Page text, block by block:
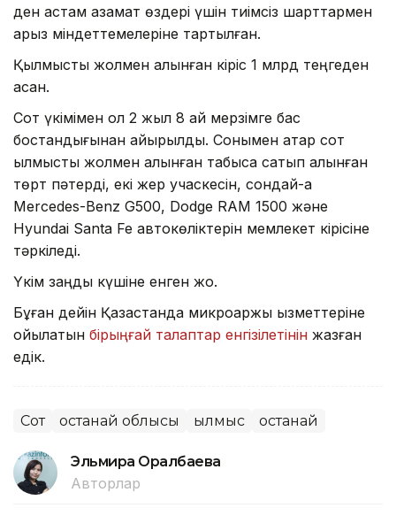
ден астам азамат өздері үшін тиімсіз шарттармен
қарыз міндеттемелеріне тартылған.
Қылмыстық жолмен алынған кіріс 1 млрд теңгеден
асқан.
Сот үкімімен ол 2 жыл 8 ай мерзімге бас
бостандығынан айырылды. Сонымен қатар сот
қылмыстық жолмен алынған табысқа сатып алынған
төрт пәтерді, екі жер учаскесін, сондай-ақ
Mercedes-Benz G500, Dodge RAM 1500 және
Hyundai Santa Fe автокөліктерін мемлекет кірісіне
тәркіледі.
Үкім заңды күшіне енген жоқ.
Бұған дейін Қазақстанда микроқаржы қызметтеріне
қойылатын бірыңғай талаптар енгізілетінін жазған
едік.
Сот Қостанай облысы Қылмыс Қостанай
Эльмира Оралбаева
Авторлар